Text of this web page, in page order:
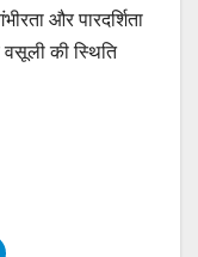
और पारदर्शिता
की स्थिति